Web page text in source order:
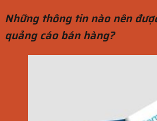
Những thông tin nào nên
quảng cáo bán hàng?